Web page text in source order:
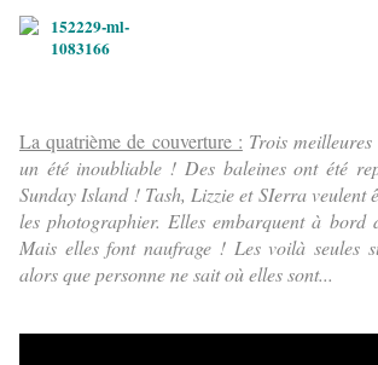
La quatrième de couverture : Trois meilleures
un été inoubliable ! Des baleines ont été
Sunday Island ! Tash, Lizzie et SIerra veulent
les photographier. Elles embarquent à bord
Mais elles font naufrage ! Les voilà seules
alors que personne ne sait où elles sont...